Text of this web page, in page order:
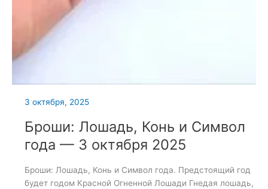
3 октября, 2025
Броши: Лошадь, Конь и Символ
года — 3 октября 2025
Броши: Лошадь, Конь и Символ года. Предстоящий год
будет годом Красной Огненной Лошади Гнедая лошадь,